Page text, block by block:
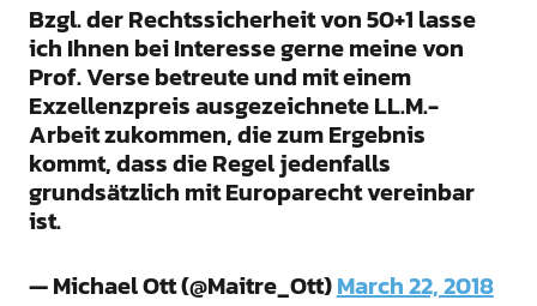
Bzgl. der Rechtssicherheit von 50+1 lasse
ich Ihnen bei Interesse gerne meine von
Prof. Verse betreute und mit einem
Exzellenzpreis ausgezeichnete LL.M.-
Arbeit zukommen, die zum Ergebnis
kommt, dass die Regel jedenfalls
grundsätzlich mit Europarecht vereinbar
ist.
— Michael Ott (@Maitre_Ott)March 22, 2018